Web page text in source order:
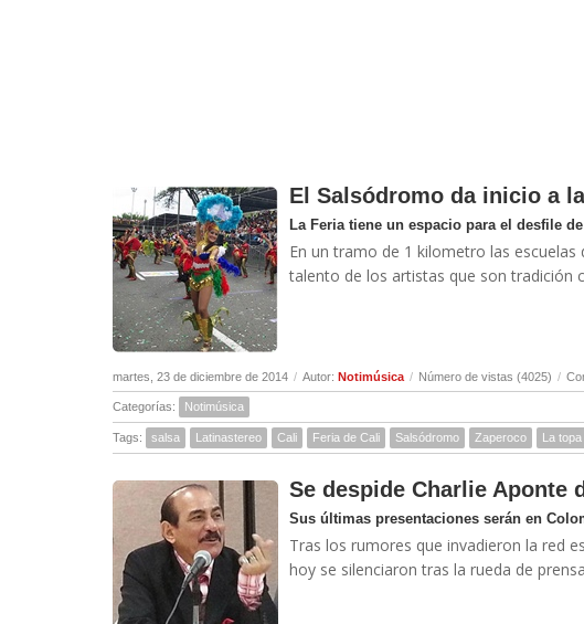
El Salsódromo da inicio a
La Feria tiene un espacio para el desfile
En un tramo de 1 kilometro las
talento de los artistas que son tradición
martes, 23 de diciembre de 2014 / Autor: Notimúsica / Número de vistas (4025) /
Categorías: Notimúsica
Tags: salsa Latinastereo Cali Feria de Cali Salsódromo Zaperoco La
Se despide Charlie Aponte
Sus últimas presentaciones serán en
Tras los rumores que invadieron la red
hoy se silenciaron tras la rueda de